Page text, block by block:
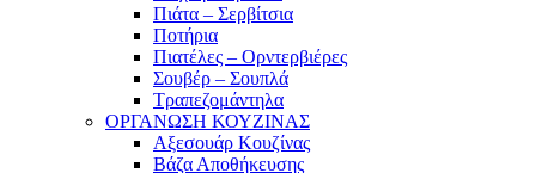
Πιάτα – Σερβίτσια
Ποτήρια
Πιατέλες – Ορντερβιέρες
Σουβέρ – Σουπλά
Τραπεζομάντηλα
ΟΡΓΑΝΩΣΗ ΚΟΥΖΙΝΑΣ
Αξεσουάρ Κουζίνας
Βάζα Αποθήκευσης